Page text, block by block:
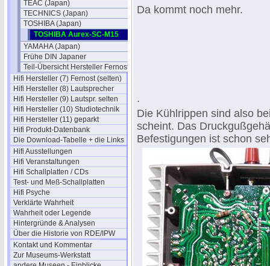
TEAC (Japan)
TECHNICS (Japan)
TOSHIBA (Japan)
TOSHIBA Aurex-SC-M15
YAMAHA (Japan)
Frühe DIN Japaner
Teil-Übersicht Hersteller Fernost
Hifi Hersteller (7) Fernost (selten)
Hifi Hersteller (8) Lautsprecher
Hifi Hersteller (9) Lautspr. selten
Hifi Hersteller (10) Studiotechnik
Hifi Hersteller (11) geparkt
Hifi Produkt-Datenbank
Die Download-Tabelle + die Links
Hifi Ausstellungen
Hifi Veranstaltungen
Hifi Schallplatten / CDs
Test- und Meß-Schallplatten
Hifi Psyche
Verklärte Wahrheit
Wahrheit oder Legende
Hintergründe & Analysen
Über die Historie von RDE/IPW
Kontakt und Kommentar
Zur Museums-Werkstatt
Da kommt noch mehr.
.
Die Kühlrippen sind also
scheint. Das
Befestigungen ist schon